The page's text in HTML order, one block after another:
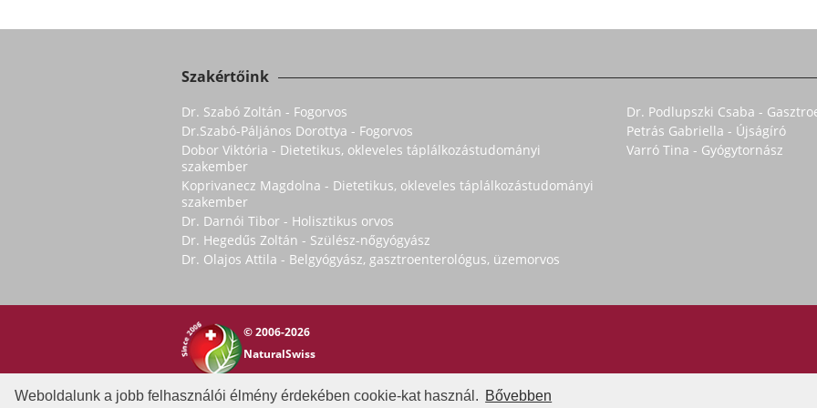
Weboldalunk a jobb felhasználói élmény érdekében cookie-kat használ. Bővebben
Szakértőink
Dr. Szabó Zoltán - Fogorvos
Dr.Szabó-Páljános Dorottya - Fogorvos
Dobor Viktória - Dietetikus, okleveles táplálkozástudományi
szakember
Koprivanecz Magdolna - Dietetikus, okleveles táplálkozástudományi
szakember
Dr. Darnói Tibor - Holisztikus orvos
Dr. Hegedűs Zoltán - Szülész-nőgyógyász
Dr. Olajos Attila - Belgyógyász, gasztroenterológus, üzemorvos
Dr. Podlupszki Csaba -
Petrás Gabriella - Újságíró
Varró Tina - Gyógytornász
© 2006-2026
NaturalSwiss
Rólunk| Általános szerződési feltételek